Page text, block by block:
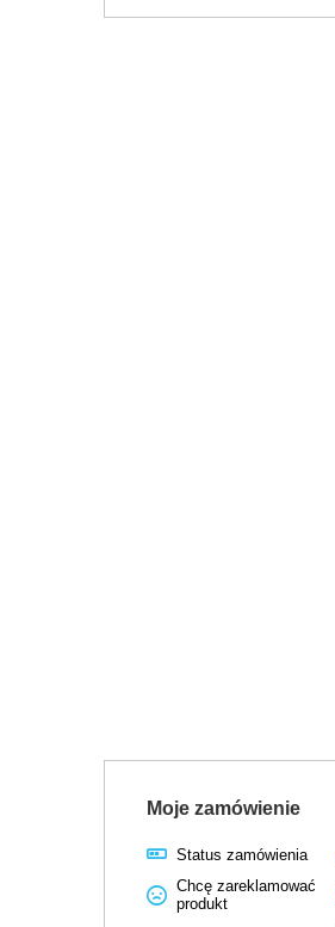
Moje zamówienie
Status zamówienia
Chcę zareklamować
produkt